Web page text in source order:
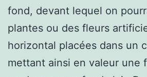
fond, devant lequel on
plantes ou des fleurs
horizontal placées dans un
mettant ainsi en valeur une